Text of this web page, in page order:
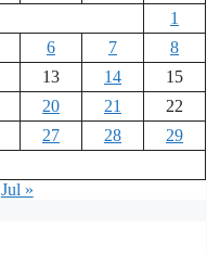
1
6 7
8
13 14
15
20 21
22
27 28
29
Jul »